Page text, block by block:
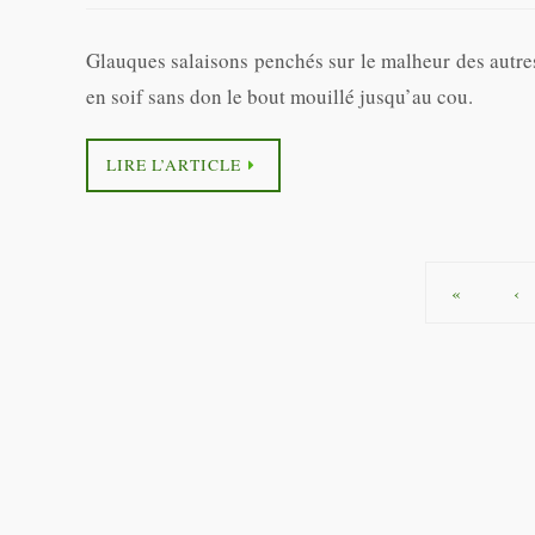
Glauques salaisons penchés sur le malheur des
en soif sans don le bout mouillé jusqu’au cou.
LIRE L’ARTICLE
« ‹